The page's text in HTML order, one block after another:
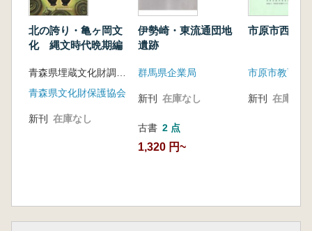
5.礫群の地域性と変遷
・列島各地の礫群の保有状況や、構成礫数、総
重量や平均重量、石買について集計し分析し
・列島全体を20地域に分け、初源から細石刃石
器群まで6段階の時期設定を行つて変遷を把握
・139の挿図を提示し、約300ページで詳述し
6.礫群と1日石器時代社会
礫群の特徴の要点と旧石器時代社会における存
北の誇り・亀ヶ岡文
化 縄文時代晩期編
青森県埋蔵文化財調査センター
青森県文化財保護協会
新刊 在庫なし
伊勢崎・東流通団地
遺跡
群馬県企業局
新刊 在庫なし
古書 2 点
1,320 円~
市原市西広
新刊 在庫なし